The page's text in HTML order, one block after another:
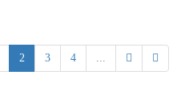
2 3 4 ...